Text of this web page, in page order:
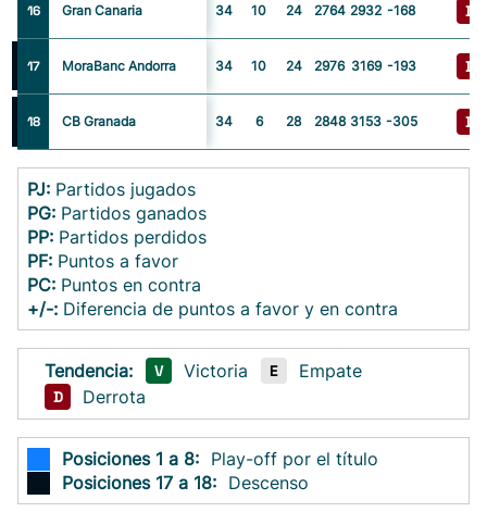
16 Gran Canaria 34 10 24 2764 2932 -168 D
17 MoraBanc Andorra 34 10 24 2976 3169 -193 D
18 CB Granada 34 6 28 2848 3153 -305 D
PJ: Partidos jugados
PG: Partidos ganados
PP: Partidos perdidos
PF: Puntos a favor
PC: Puntos en contra
+/-: Diferencia de puntos a favor y en contra
Tendencia: V Victoria E Empate
D Derrota
Posiciones 1 a 8: Play-off por el título
Posiciones 17 a 18: Descenso